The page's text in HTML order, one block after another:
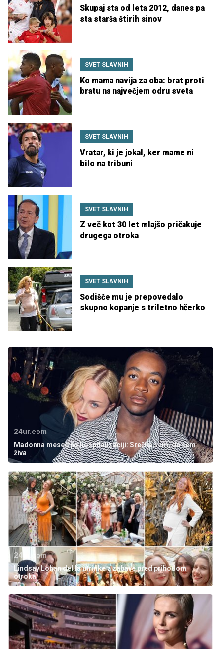
Skupaj sta od leta 2012, danes pa
sta starša štirih sinov
SVET SLAVNIH
Ko mama navija za oba: brat proti
bratu na največjem odru sveta
SVET SLAVNIH
Vratar, ki je jokal, ker mame ni
bilo na tribuni
SVET SLAVNIH
Z več kot 30 let mlajšo pričakuje
drugega otroka
SVET SLAVNIH
Sodišče mu je prepovedalo
skupno kopanje s triletno hčerko
24ur.com
Madonna mesec po hospitalizaciji: Srečna sem, da sem
živa
24ur.com
Lindsay Lohan delila utrinke z zabave pred prihodom
otroka